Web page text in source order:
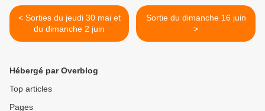
< Sorties du jeudi 30 mai et
du dimanche 2 juin
Sortie du dimanche 16 juin
>
Hébergé par Overblog
Top articles
Pages